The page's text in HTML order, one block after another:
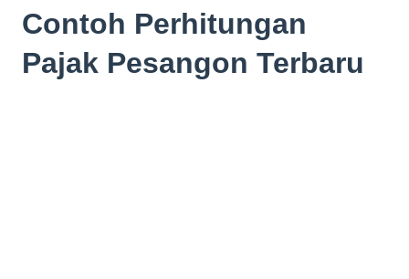
Contoh Perhitungan
Pajak Pesangon Terbaru